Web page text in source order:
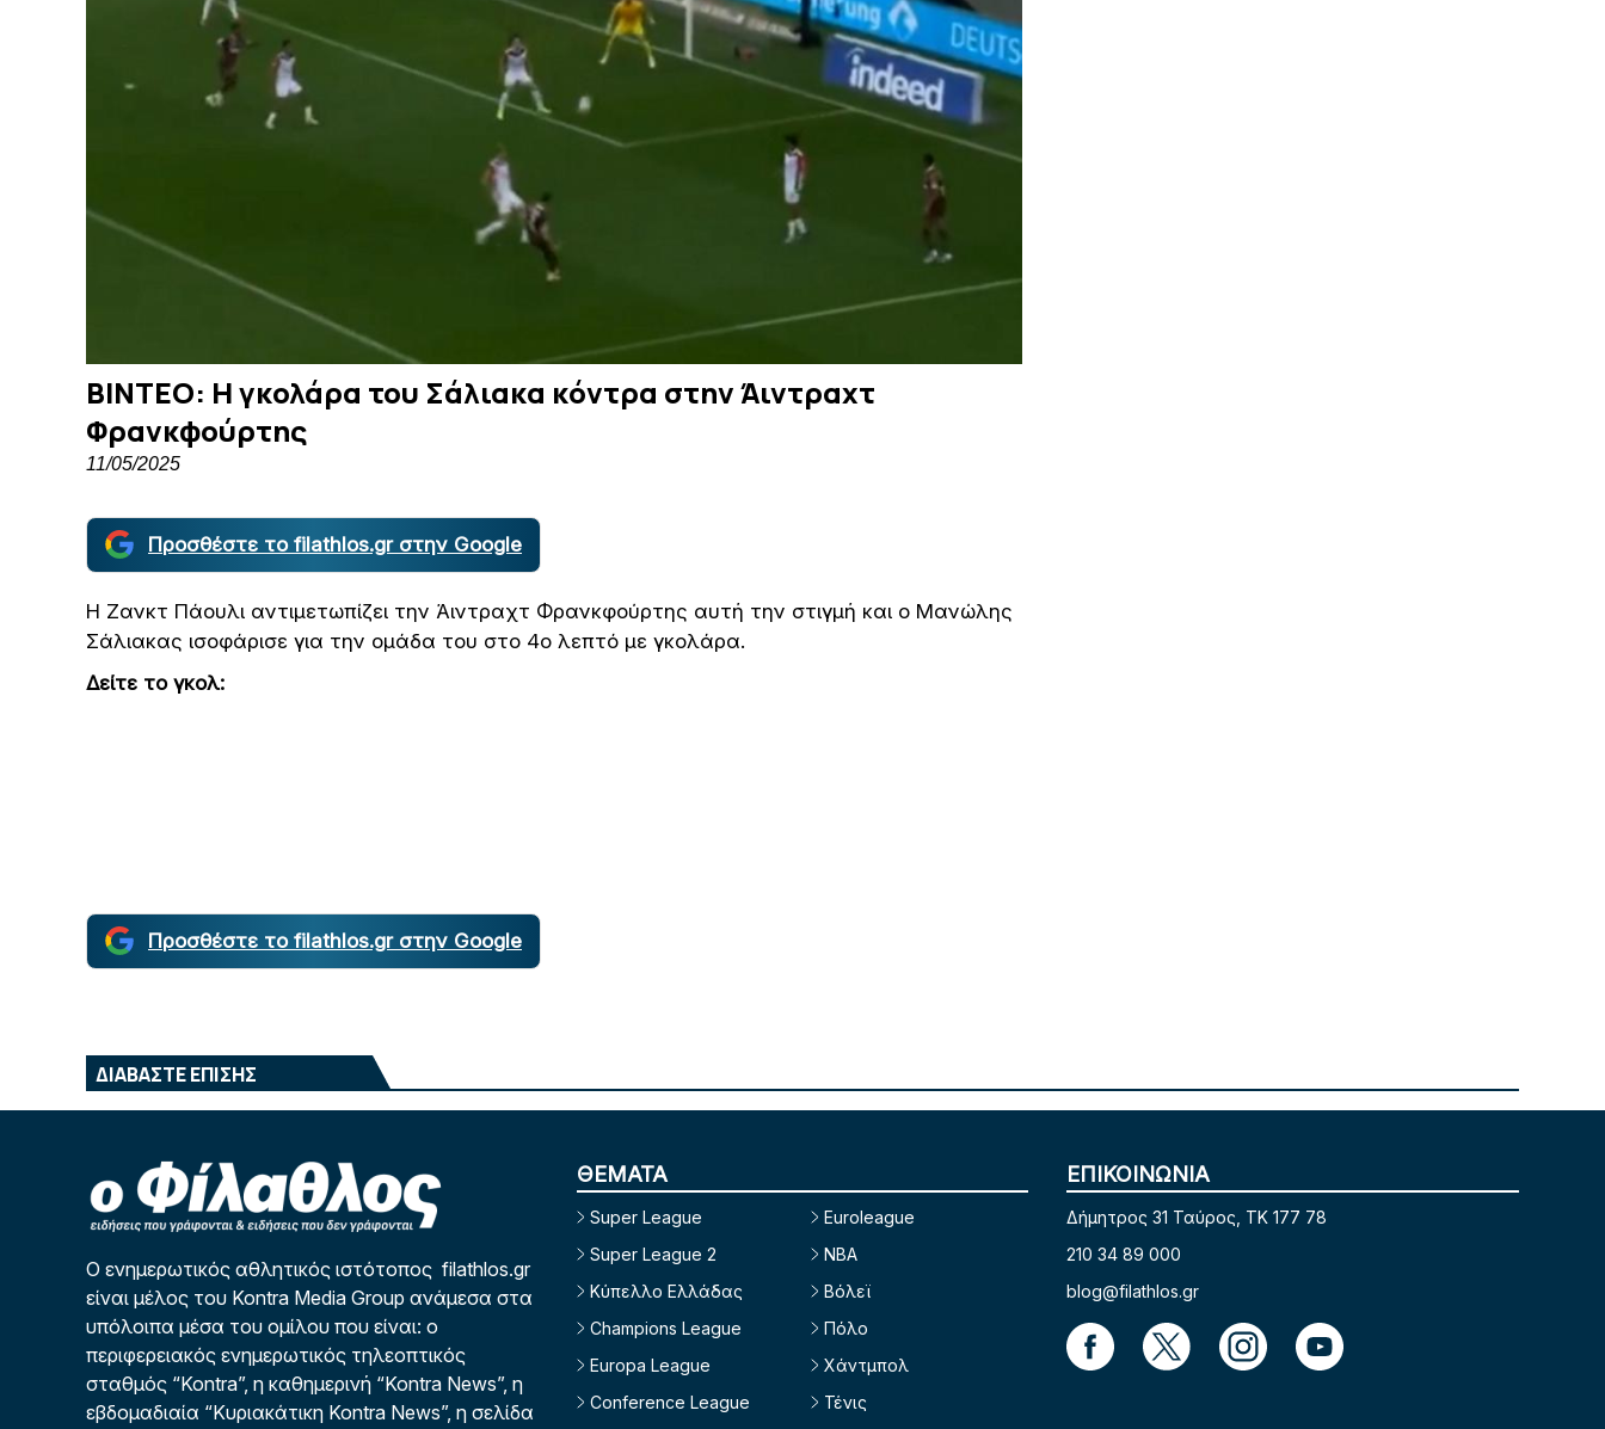
ΒΙΝΤΕΟ: Η γκολάρα του Σάλιακα κόντρα στην Άιντραχτ
Φρανκφούρτης
11/05/2025
Προσθέστε το filathlos.gr στην Google
Η Ζανκτ Πάουλι αντιμετωπίζει την Άιντραχτ Φρανκφούρτης αυτή την στιγμή και ο Μανώλης
Σάλιακας ισοφάρισε για την ομάδα του στο 4ο λεπτό με γκολάρα.
Δείτε το γκολ:
Προσθέστε το filathlos.gr στην Google
ΔΙΑΒΑΣΤΕ ΕΠΙΣΗΣ
Ο ενημερωτικός αθλητικός ιστότοπος filathlos.gr
είναι μέλος του Kontra Media Group ανάμεσα στα
υπόλοιπα μέσα του ομίλου που είναι: ο
περιφερειακός ενημερωτικός τηλεοπτικός
σταθμός “Kontra”, η καθημερινή “Kontra News”, η
εβδομαδιαία “Κυριακάτικη Kontra News”, η σελίδα
ΘΕΜΑΤΑ
Super League
Super League 2
Κύπελλο Ελλάδας
Champions League
Europa League
Conference League
Euroleague
NBA
Βόλεϊ
Πόλο
Χάντμπολ
Τένις
ΕΠΙΚΟΙΝΩΝΙΑ
Δήμητρος 31 Ταύρος, TK 177 78
210 34 89 000
blog@filathlos.gr